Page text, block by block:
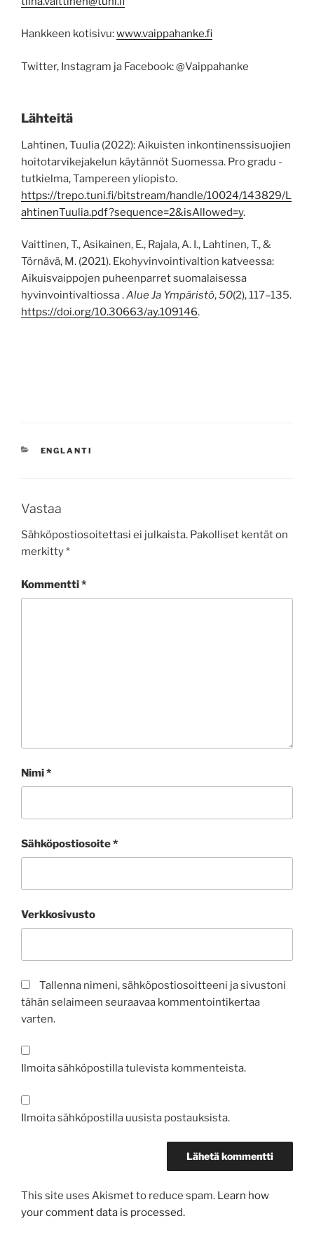
Hankkeen kotisivu:www.vaippahanke.fi
Twitter, Instagram ja Facebook: @Vaippahanke
Lähteitä
Lahtinen, Tuulia (2022): Aikuisten inkontinenssisuojien
hoitotarvikejakelun käytännöt Suomessa. Pro gradu -
tutkielma, Tampereen yliopisto.
https://trepo.tuni.fi/bitstream/handle/10024/143829/L
ahtinenTuulia.pdf?sequence=2&isAllowed=y.
Vaittinen, T., Asikainen, E., Rajala, A. I., Lahtinen, T., &
Törnävä, M. (2021). Ekohyvinvointivaltion katveessa:
Aikuisvaippojen puheenparret suomalaisessa
hyvinvointivaltiossa .Alue Ja Ympäristö,50(2), 117–135.
https://doi.org/10.30663/ay.109146.
KATEGORIAT
ENGLANTI
Vastaa
Sähköpostiosoitettasi ei julkaista. Pakolliset kentät on
merkitty*
Kommentti*
Nimi*
Sähköpostiosoite*
Verkkosivusto
Tallenna nimeni, sähköpostiosoitteeni ja sivustoni
tähän selaimeen seuraavaa kommentointikertaa
varten.
Ilmoita sähköpostilla tulevista kommenteista.
Ilmoita sähköpostilla uusista postauksista.
This site uses Akismet to reduce spam. Learn how
your comment data is processed.